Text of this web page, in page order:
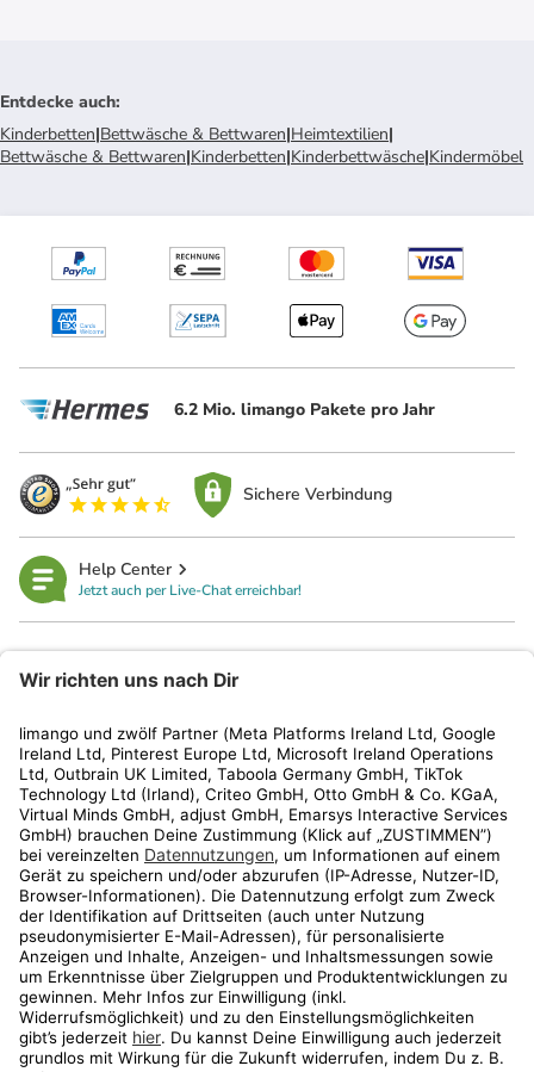
Entdecke auch:
Kinderbetten|Bettwäsche & Bettwaren|Heimtextilien|
Bettwäsche & Bettwaren|Kinderbetten|Kinderbettwäsche|Kindermöbel
6.2 Mio. limango Pakete pro Jahr
Sichere Verbindung
Help Center
Jetzt auch per Live-Chat erreichbar!
Kundenservice
Shop
Aktionen
Travel